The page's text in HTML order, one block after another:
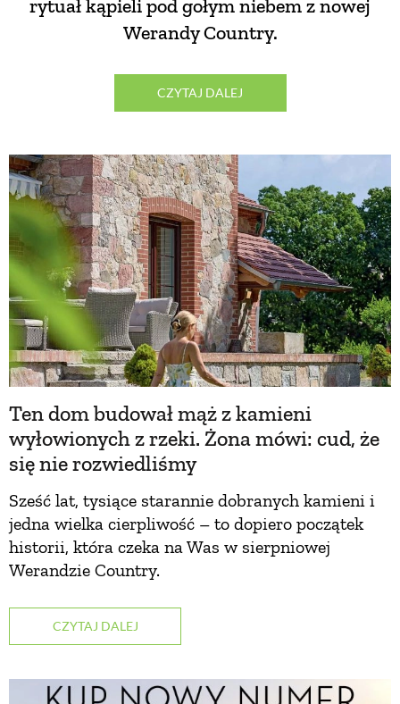
rytuał kąpieli pod gołym niebem z nowej
Werandy Country.
CZYTAJ DALEJ
Ten dom budował mąż z kamieni
wyłowionych z rzeki. Żona mówi: cud, że
się nie rozwiedliśmy
Sześć lat, tysiące starannie dobranych kamieni i
jedna wielka cierpliwość – to dopiero początek
historii, która czeka na Was w sierpniowej
Werandzie Country.
CZYTAJ DALEJ